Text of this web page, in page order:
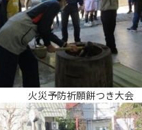
火災予防祈願餅つき大会